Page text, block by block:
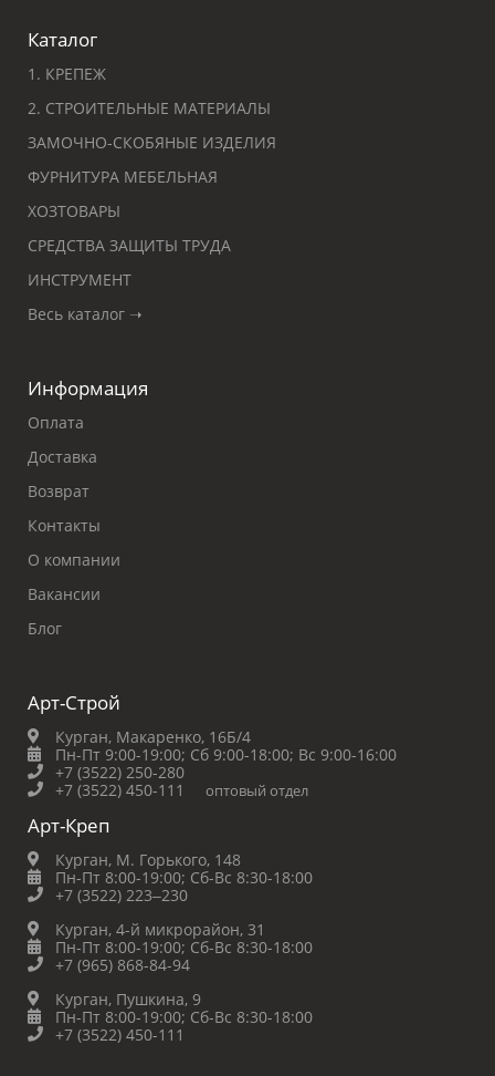
Каталог
1. КРЕПЕЖ
2. СТРОИТЕЛЬНЫЕ МАТЕРИАЛЫ
ЗАМОЧНО-СКОБЯНЫЕ ИЗДЕЛИЯ
ФУРНИТУРА МЕБЕЛЬНАЯ
ХОЗТОВАРЫ
СРЕДСТВА ЗАЩИТЫ ТРУДА
ИНСТРУМЕНТ
Весь каталог ➝
Информация
Оплата
Доставка
Возврат
Контакты
О компании
Вакансии
Блог
Арт-Строй
Курган, Макаренко, 16Б/4
Пн-Пт 9:00-19:00; Сб 9:00-18:00; Вс 9:00-16:00
+7 (3522) 250-280
+7 (3522) 450-111
оптовый отдел
Арт-Креп
Курган, М. Горького, 148
Пн-Пт 8:00-19:00; Сб-Вс 8:30-18:00
+7 (3522) 223‒230
Курган, 4-й микрорайон, 31
Пн-Пт 8:00-19:00; Сб-Вс 8:30-18:00
+7 (965) 868-84-94
Курган, Пушкина, 9
Пн-Пт 8:00-19:00; Сб-Вс 8:30-18:00
+7 (3522) 450-111